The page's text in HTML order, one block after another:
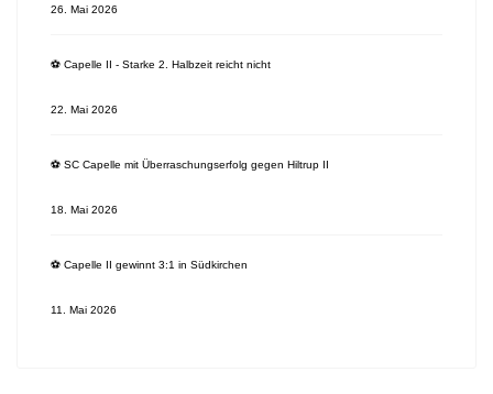
26. Mai 2026
⚽️ Capelle II - Starke 2. Halbzeit reicht nicht
22. Mai 2026
⚽️ SC Capelle mit Überraschungserfolg gegen Hiltrup II
18. Mai 2026
⚽️ Capelle II gewinnt 3:1 in Südkirchen
11. Mai 2026